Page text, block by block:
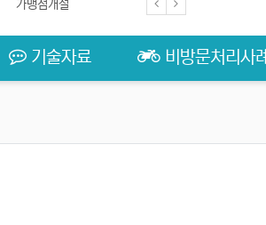
가맹점개설
기술자료 비방문처리사례